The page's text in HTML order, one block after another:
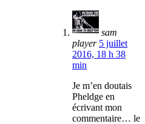
sam
player 5 juillet
2016, 18 h 38
min
Je m’en doutais
Pheldge en
écrivant mon
commentaire… le